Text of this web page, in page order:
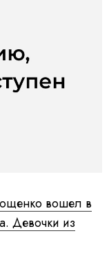
вошел в
Девочки из